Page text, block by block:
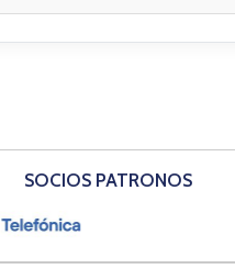
SOCIOS PATRONOS